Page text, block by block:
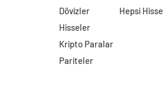
Dövizler
Hisseler
Kripto Paralar
Pariteler
Hepsi Hisse